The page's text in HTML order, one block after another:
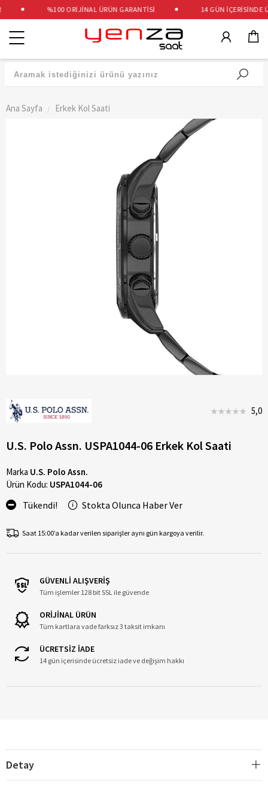
%100 ORİJİNAL ÜRÜN GARANTİSİ 14 GÜN İÇERİSİNDE
Kategoriler
Ana Sayfa Erkek Kol Saati
5,0
U.S. Polo Assn. USPA1044-06 Erkek Kol Saati
Marka U.S. Polo Assn.
Ürün Kodu: USPA1044-06
Tükendi! Stokta Olunca Haber Ver
Saat 15:00’a kadar verilen siparişler aynı gün kargoya verilir.
GÜVENLİ ALIŞVERİŞ
Tüm işlemler 128 bit SSL ile güvende
ORİJİNAL ÜRÜN
Tüm kartlara vade farksız 3 taksit imkanı
ÜCRETSİZ İADE
14 gün içerisinde ücretsiz iade ve değişim hakkı
Detay